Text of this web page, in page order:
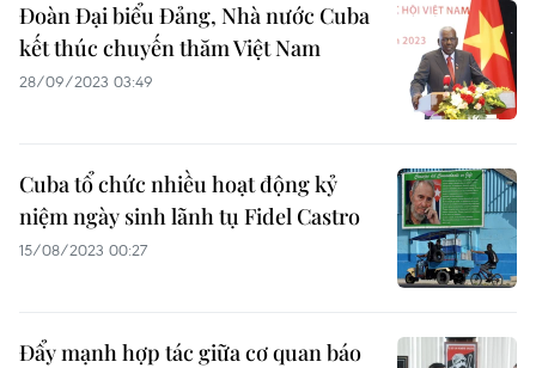
Đoàn Đại biểu Đảng, Nhà nước Cuba
kết thúc chuyến thăm Việt Nam
28/09/2023 03:49
Cuba tổ chức nhiều hoạt động kỷ
niệm ngày sinh lãnh tụ Fidel Castro
15/08/2023 00:27
Đẩy mạnh hợp tác giữa cơ quan báo